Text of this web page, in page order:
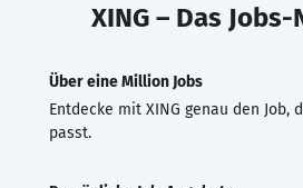
XING – Das
Über eine Million Jobs
Entdecke mit XING genau den Job,
passt.